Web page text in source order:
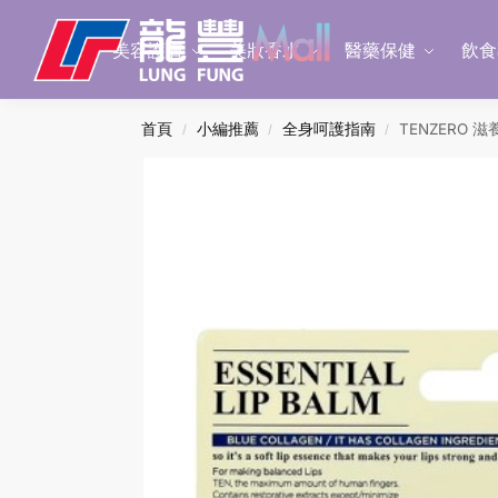
美容護膚 美妝香水 醫藥保健 飲
Search
首頁 / 小編推薦 / 全身呵護指南 / TENZERO 滋